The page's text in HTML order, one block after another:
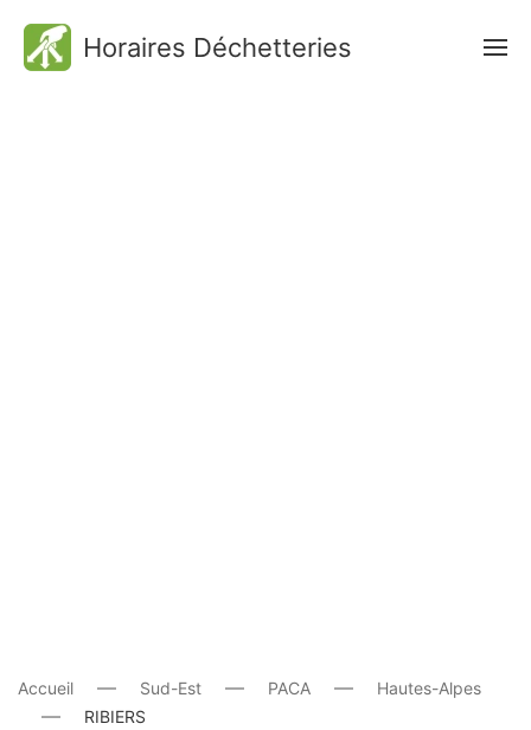
Horaires Déchetteries
Accueil Sud-Est PACA
Hautes-Alpes
RIBIERS